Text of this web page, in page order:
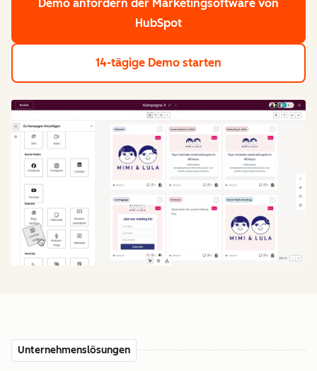
Demo anfordern der Marketingsoftware von
HubSpot
14-tägige Demo starten
Unternehmenslösungen